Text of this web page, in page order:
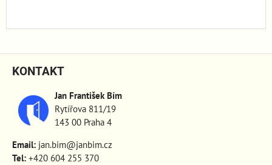
KONTAKT
Jan František Bím
Rytířova 811/19
143 00 Praha 4
Email: jan.bim@janbim.cz
Tel: +420 604 255 370